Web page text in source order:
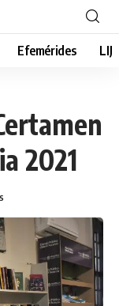
Efemérides LIJ
2021